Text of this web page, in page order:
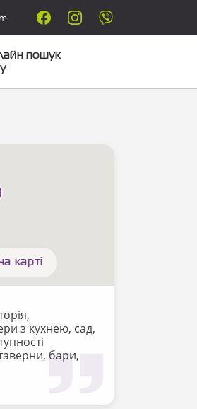
пошук
карті
з кухнею, сад,
бари,